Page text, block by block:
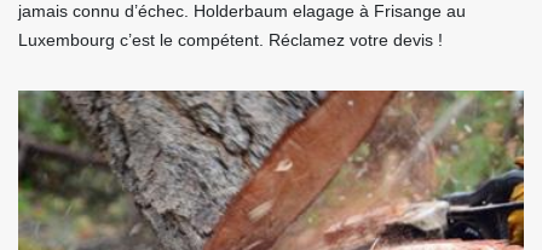
jamais connu d’échec. Holderbaum elagage à Frisange au
Luxembourg c’est le compétent. Réclamez votre devis !